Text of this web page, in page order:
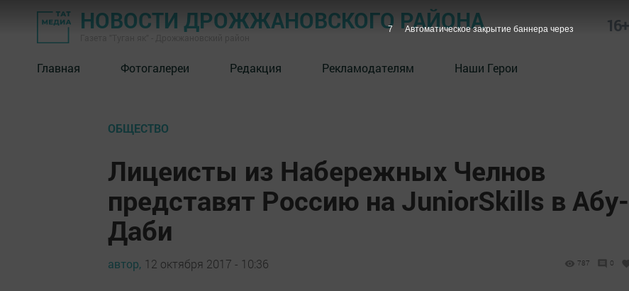
НОВОСТИ ДРОЖЖАНОВСКОГО РАЙОНА 16+
Главная Фотогалереи Редакция Рекламодателям Наши Герои
ОБЩЕСТВО
Лицеисты из Набережных Челнов
представят Россию на JuniorSkills в Абу-
Даби
автор, 12 октября 2017 - 10:36 787 0
6 Автоматическое закрытие баннера через